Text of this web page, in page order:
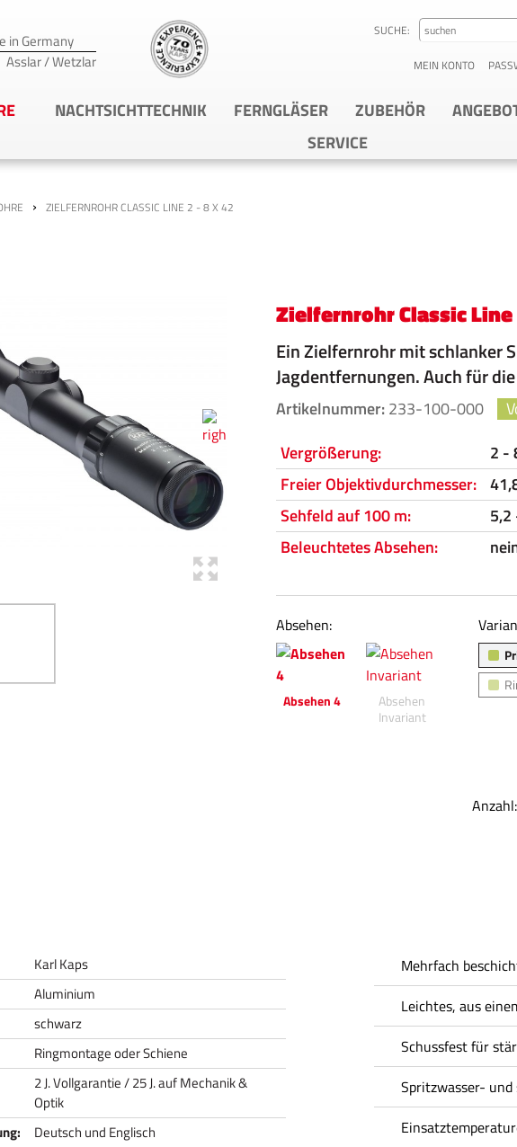
in Germany
Asslar / Wetzlar
SUCHE:
MEIN KONTO
NACHTSICHTTECHNIK FERNGLÄSER ZUBEHÖR
SERVICE
› ZIELFERNROHR CLASSIC LINE 2 - 8 X 42
Zielfernrohr Classic Line
Ein Zielfernrohr mit schlanker
Jagdentfernungen. Auch für
Artikelnummer:233-100-000
Vergrößerung:
2 -
Freier Objektivdurchmesser:
Sehfeld auf 100 m:
Beleuchtetes Absehen:
Absehen:
Absehen 4
Absehen
Invariant
Anzahl:
Karl Kaps
Aluminium
schwarz
Ringmontage oder Schiene
2 J. Vollgarantie / 25 J. auf Mechanik &
Optik
Deutsch und Englisch
Mehrfach
Leichtes, aus
Schussfest für
Spritzwasser-